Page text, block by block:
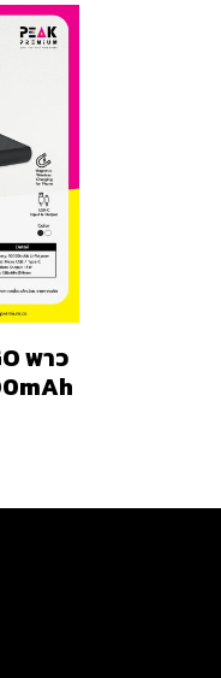
พาว